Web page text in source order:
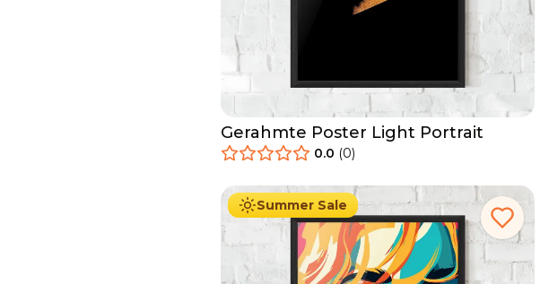
Gerahmte Poster Light Portrait
0.0 (0)
Summer Sale
Ab 49.90 € 29.90